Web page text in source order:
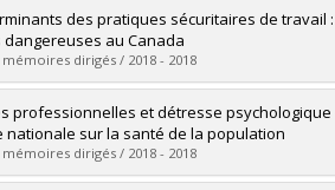
:Quesnel, Elisabeth
Sc.
le document dans Papyrus
des pratiques sécuritaires de
au Canada
dirigés / 2018 - 2018
:Beauregard, Caroline
Sc.
le document dans Papyrus
professionnelles et détresse
nationale sur la santé de la population
dirigés / 2018 - 2018